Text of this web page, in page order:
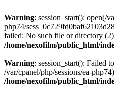
Warning: session_start(): open(/
php74/
failed: No such file or directory
/home/nexofilm/public_html/
Warning: session_start(): Failed
/var/cpanel/php/sessions/ea-
/home/nexofilm/public_html/